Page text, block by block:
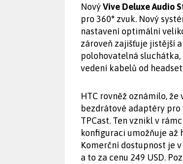
NovýVive Deluxe Audio
pro 360° zvuk. Nový
nastavení optimální
zároveň zajišťuje jistější
polohovatelná
vedení kabelů od
HTC rovněž oznámilo,
bezdrátové adaptéry
TPCast. Ten vznikl v
konfiguraci umožňuje až
Komerční dostupnost je
a to za cenu 249 USD.